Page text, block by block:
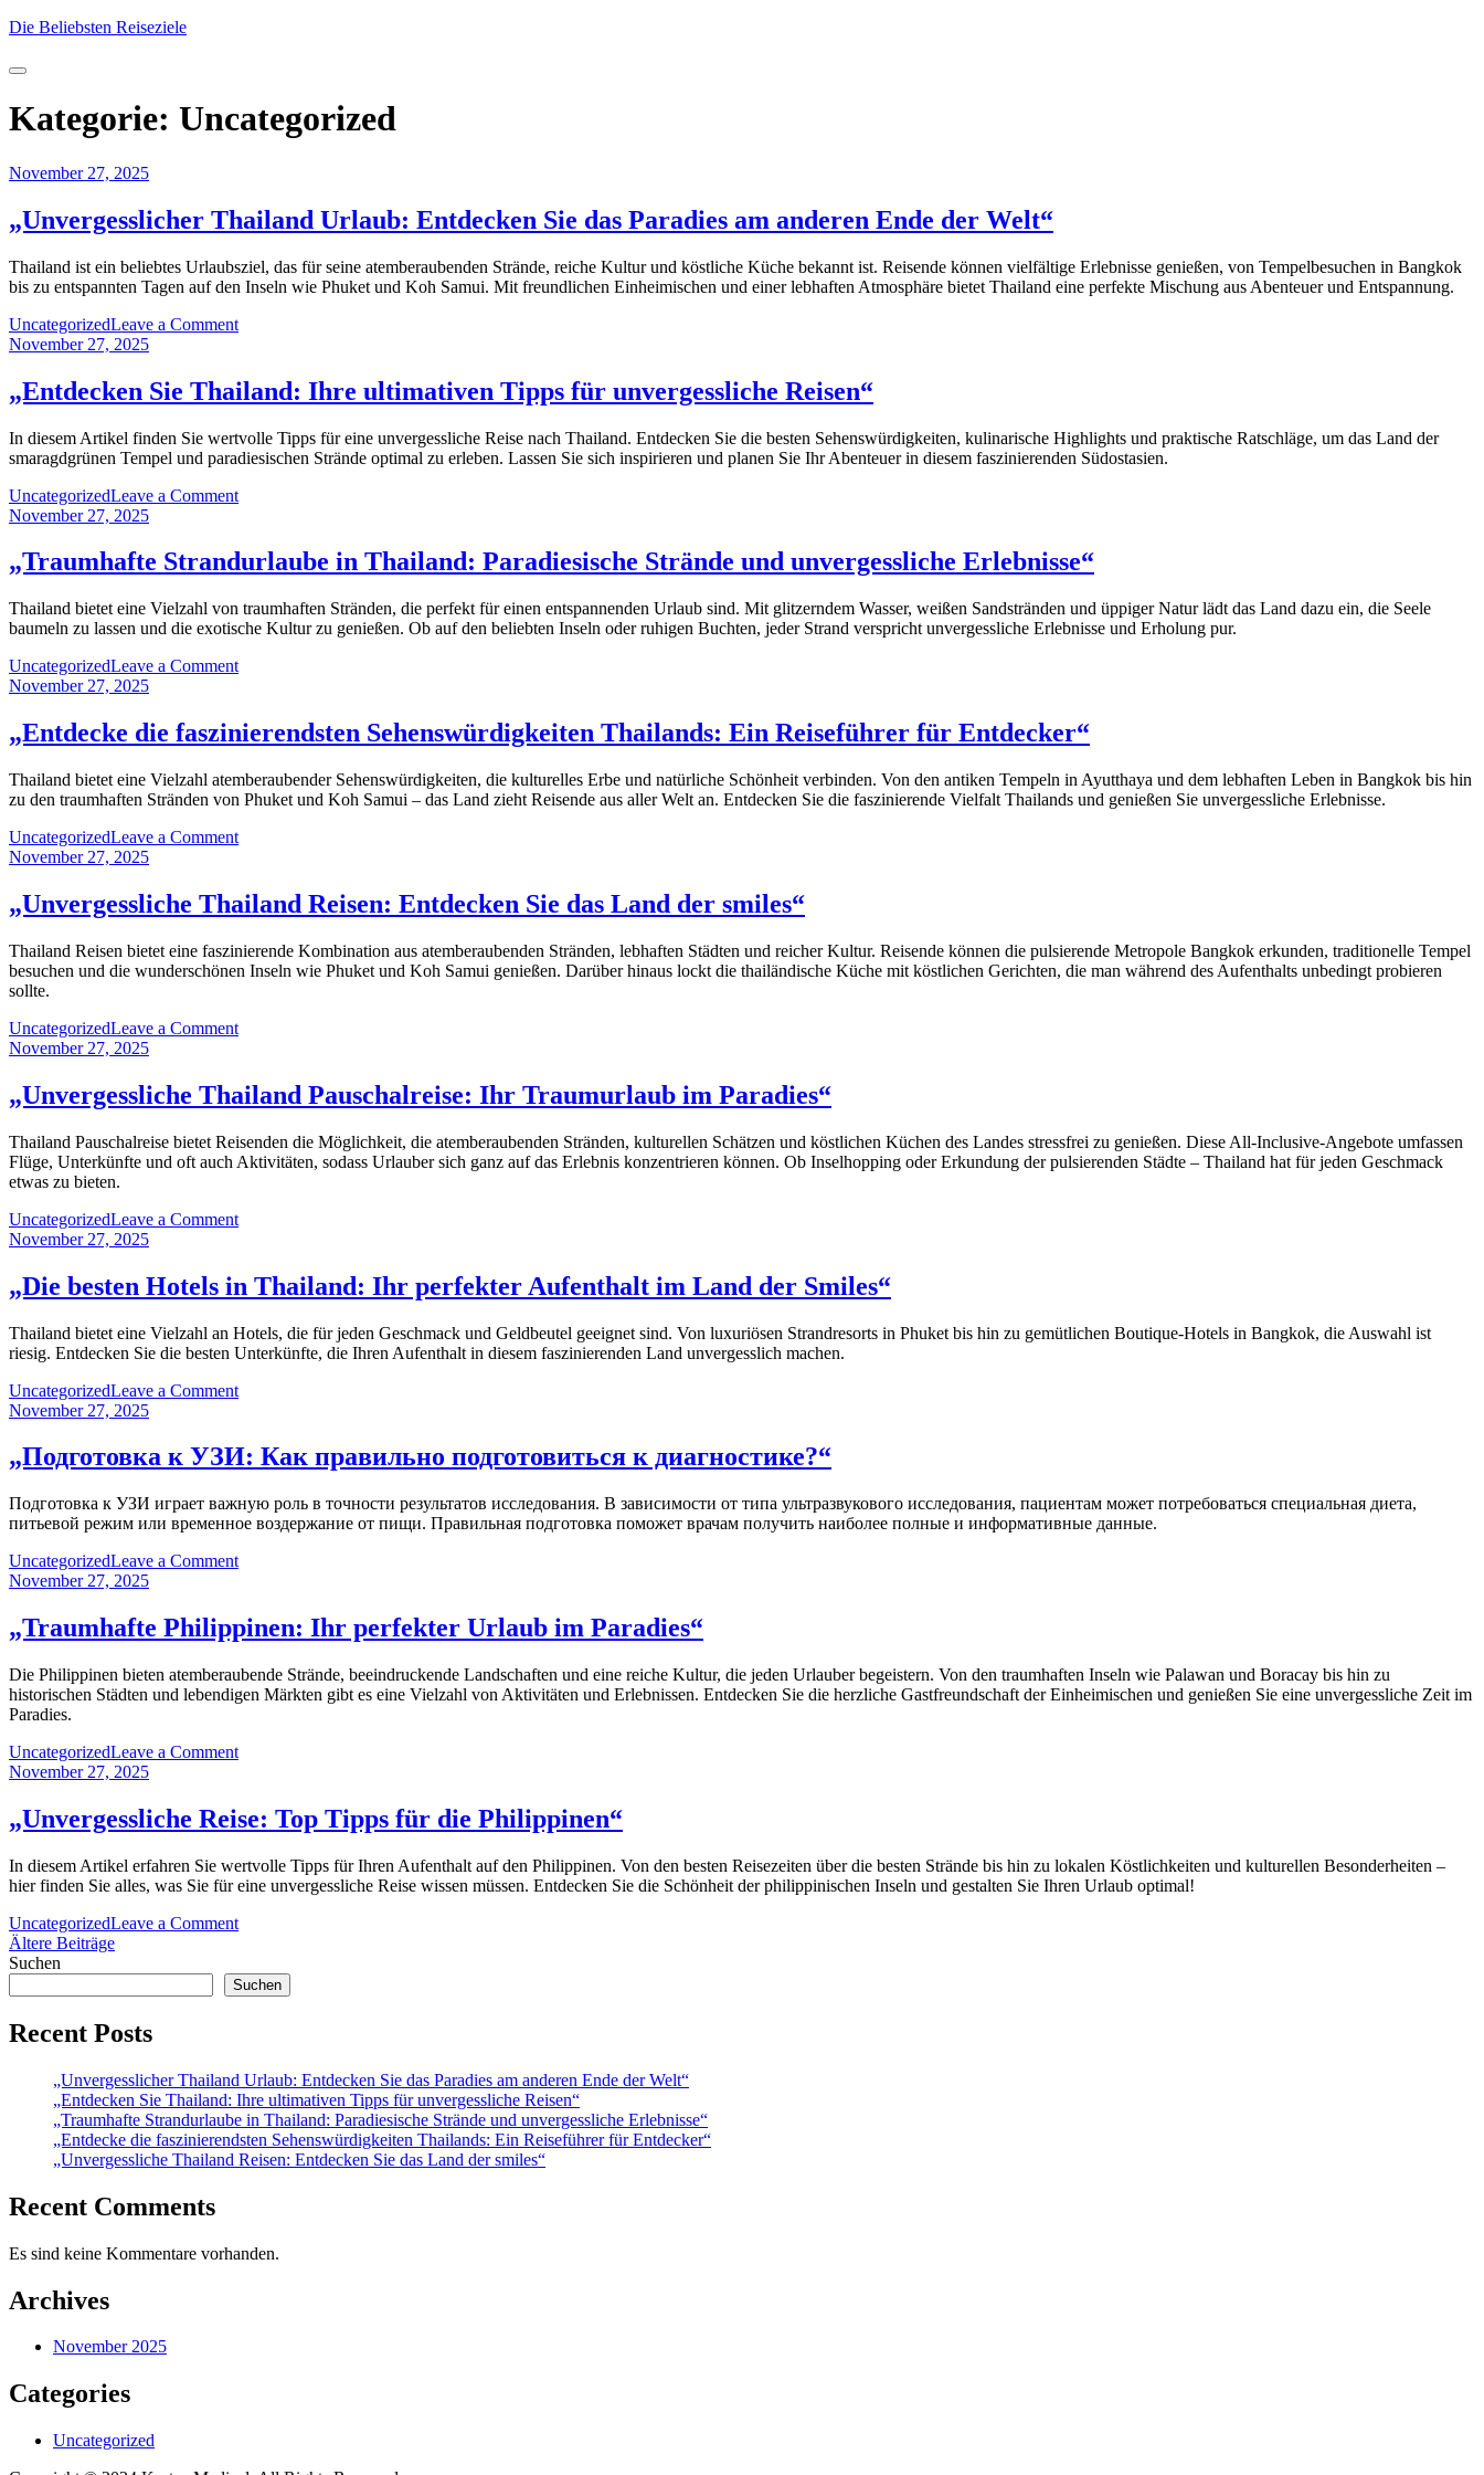
Skip
content
Die Beliebsten Reiseziele
Kategorie: Uncategorized
November 27, 2025
„Unvergesslicher Thailand Urlaub: Entdecken Sie das Paradies am anderen Ende der Welt“
Thailand ist ein beliebtes Urlaubsziel, das für seine atemberaubenden Strände, reiche Kultur und köstliche Küche bekannt ist. Reisende können vielfältige Erlebnisse genießen, von Tempelbesuchen in Bangkok
bis zu entspannten Tagen auf den Inseln wie Phuket und Koh Samui. Mit freundlichen Einheimischen und einer lebhaften Atmosphäre bietet Thailand eine perfekte Mischung aus Abenteuer und Entspannung.
UncategorizedLeave a Commenton
Urlaub:
Entdecken
das
Paradies
anderen
Welt“
November 27, 2025
„Entdecken Sie Thailand: Ihre ultimativen Tipps für unvergessliche Reisen“
In diesem Artikel finden Sie wertvolle Tipps für eine unvergessliche Reise nach Thailand. Entdecken Sie die besten Sehenswürdigkeiten, kulinarische Highlights und praktische Ratschläge, um das Land der
smaragdgrünen Tempel und paradiesischen Strände optimal zu erleben. Lassen Sie sich inspirieren und planen Sie Ihr Abenteuer in diesem faszinierenden Südostasien.
UncategorizedLeave a Commenton
Thailand:
Ihre
Tipps
für
Reisen“
November 27, 2025
„Traumhafte Strandurlaube in Thailand: Paradiesische Strände und unvergessliche Erlebnisse“
Thailand bietet eine Vielzahl von traumhaften Stränden, die perfekt für einen entspannenden Urlaub sind. Mit glitzerndem Wasser, weißen Sandstränden und üppiger Natur lädt das Land dazu ein, die Seele
baumeln zu lassen und die exotische Kultur zu genießen. Ob auf den beliebten Inseln oder ruhigen Buchten, jeder Strand verspricht unvergessliche Erlebnisse und Erholung pur.
UncategorizedLeave a Commenton
in
Thailand:
Strände
und
Erlebnisse“
November 27, 2025
„Entdecke die faszinierendsten Sehenswürdigkeiten Thailands: Ein Reiseführer für Entdecker“
Thailand bietet eine Vielzahl atemberaubender Sehenswürdigkeiten, die kulturelles Erbe und natürliche Schönheit verbinden. Von den antiken Tempeln in Ayutthaya und dem lebhaften Leben in Bangkok bis hin
zu den traumhaften Stränden von Phuket und Koh Samui – das Land zieht Reisende aus aller Welt an. Entdecken Sie die faszinierende Vielfalt Thailands und genießen Sie unvergessliche Erlebnisse.
UncategorizedLeave a Commenton
faszinierendsten
Sehenswürdigkeiten
Ein
Reiseführer
November 27, 2025
„Unvergessliche Thailand Reisen: Entdecken Sie das Land der smiles“
Thailand Reisen bietet eine faszinierende Kombination aus atemberaubenden Stränden, lebhaften Städten und reicher Kultur. Reisende können die pulsierende Metropole Bangkok erkunden, traditionelle Tempel
besuchen und die wunderschönen Inseln wie Phuket und Koh Samui genießen. Darüber hinaus lockt die thailändische Küche mit köstlichen Gerichten, die man während des Aufenthalts unbedingt probieren
sollte.
UncategorizedLeave a Commenton
Reisen:
Entdecken
das
Land
November 27, 2025
„Unvergessliche Thailand Pauschalreise: Ihr Traumurlaub im Paradies“
Thailand Pauschalreise bietet Reisenden die Möglichkeit, die atemberaubenden Stränden, kulturellen Schätzen und köstlichen Küchen des Landes stressfrei zu genießen. Diese All-Inclusive-Angebote umfassen
Flüge, Unterkünfte und oft auch Aktivitäten, sodass Urlauber sich ganz auf das Erlebnis konzentrieren können. Ob Inselhopping oder Erkundung der pulsierenden Städte – Thailand hat für jeden Geschmack
etwas zu bieten.
UncategorizedLeave a Commenton
Pauschalreise:
Ihr
im
Paradies“
November 27, 2025
„Die besten Hotels in Thailand: Ihr perfekter Aufenthalt im Land der Smiles“
Thailand bietet eine Vielzahl an Hotels, die für jeden Geschmack und Geldbeutel geeignet sind. Von luxuriösen Strandresorts in Phuket bis hin zu gemütlichen Boutique-Hotels in Bangkok, die Auswahl ist
riesig. Entdecken Sie die besten Unterkünfte, die Ihren Aufenthalt in diesem faszinierenden Land unvergesslich machen.
UncategorizedLeave a Commenton
Hotels
in
Ihr
perfekter
im
Smiles“
November 27, 2025
„Подготовка к УЗИ: Как правильно подготовиться к диагностике?“
Подготовка к УЗИ играет важную роль в точности результатов исследования. В зависимости от типа ультразвукового исследования, пациентам может потребоваться специальная диета,
питьевой режим или временное воздержание от пищи. Правильная подготовка поможет врачам получить наиболее полные и информативные данные.
UncategorizedLeave a Commenton
УЗИ:
Как
подготовиться
к
November 27, 2025
„Traumhafte Philippinen: Ihr perfekter Urlaub im Paradies“
Die Philippinen bieten atemberaubende Strände, beeindruckende Landschaften und eine reiche Kultur, die jeden Urlauber begeistern. Von den traumhaften Inseln wie Palawan und Boracay bis hin zu
historischen Städten und lebendigen Märkten gibt es eine Vielzahl von Aktivitäten und Erlebnissen. Entdecken Sie die herzliche Gastfreundschaft der Einheimischen und genießen Sie eine unvergessliche Zeit im
Paradies.
UncategorizedLeave a Commenton
perfekter
im
Paradies“
November 27, 2025
„Unvergessliche Reise: Top Tipps für die Philippinen“
In diesem Artikel erfahren Sie wertvolle Tipps für Ihren Aufenthalt auf den Philippinen. Von den besten Reisezeiten über die besten Strände bis hin zu lokalen Köstlichkeiten und kulturellen Besonderheiten –
hier finden Sie alles, was Sie für eine unvergessliche Reise wissen müssen. Entdecken Sie die Schönheit der philippinischen Inseln und gestalten Sie Ihren Urlaub optimal!
UncategorizedLeave a Commenton
Top
Tipps
Beitragsnavigation
Ältere Beiträge
Suchen
Suchen
Recent Posts
„Unvergesslicher Thailand Urlaub: Entdecken Sie das Paradies am anderen Ende der Welt“
„Entdecken Sie Thailand: Ihre ultimativen Tipps für unvergessliche Reisen“
„Traumhafte Strandurlaube in Thailand: Paradiesische Strände und unvergessliche Erlebnisse“
„Entdecke die faszinierendsten Sehenswürdigkeiten Thailands: Ein Reiseführer für Entdecker“
„Unvergessliche Thailand Reisen: Entdecken Sie das Land der smiles“
Recent Comments
Es sind keine Kommentare vorhanden.
Archives
November 2025
Categories
Uncategorized